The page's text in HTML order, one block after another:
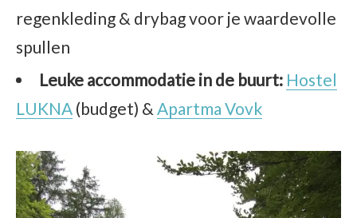
regenkleding & drybag voor je waardevolle
spullen
Leuke accommodatie in de buurt: Hostel
LUKNA (budget) & Apartma Vovk